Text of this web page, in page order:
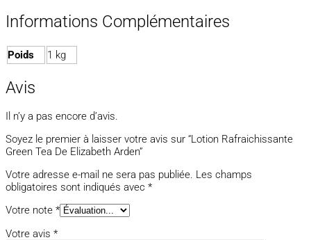
Informations Complémentaires
Poids 1 kg
Avis
Il n’y a pas encore d’avis.
Soyez le premier à laisser votre avis sur “Lotion Rafraichissante
Green Tea De Elizabeth Arden”
Votre adresse e-mail ne sera pas publiée. Les champs
obligatoires sont indiqués avec *
Votre note *
Votre avis *